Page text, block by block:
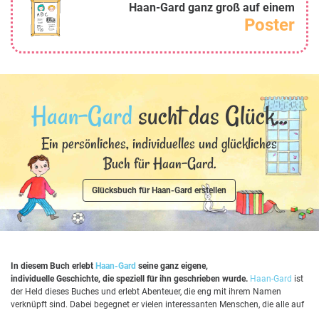
Haan-Gard ganz groß auf einem
Poster
Haan-Gardsucht das Glück...
Ein persönliches, individuelles und glückliches
Buch für Haan-Gard.
Glücksbuch für Haan-Gard erstellen
In diesem Buch erlebt Haan-Gard seine ganz eigene,
individuelle Geschichte, die speziell für ihn geschrieben wurde. Haan-Gard ist
der Held dieses Buches und erlebt Abenteuer, die eng mit ihrem Namen
verknüpft sind. Dabei begegnet er vielen interessanten Menschen, die alle auf